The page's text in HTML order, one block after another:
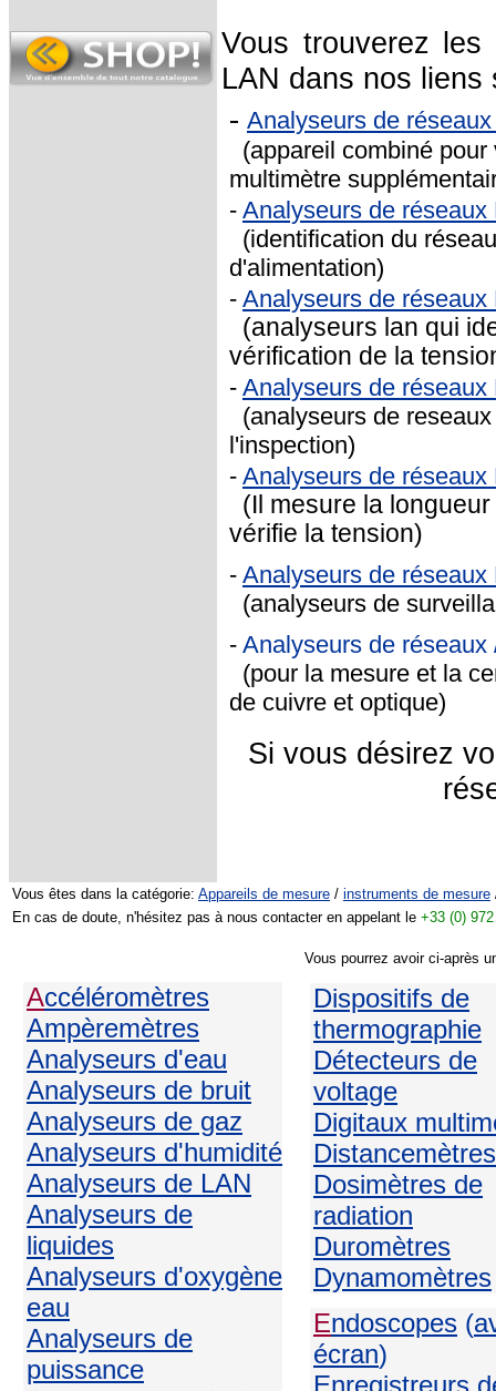
Vous trouverez les
LAN dans nos liens
- Analyseurs de
(appareil combiné
multimètre
- Analyseurs de
(identification du
d'alimentation)
- Analyseurs de réseaux
(analyseurs lan qui
vérification de la
- Analyseurs de réseaux
(analyseurs de
l'inspection)
- Analyseurs de réseaux
(Il mesure la
vérifie la tension)
- Analyseurs de
(analyseurs de
- Analyseurs de
(pour la mesure et la
de cuivre et optique)
Si vous désirez
Vous êtes dans la catégorie: Appareils de mesure / instruments de mesure
En cas de doute, n'hésitez pas à nous contacter en appelant le +33 (0)
Vous pourrez avoir ci-après
Accéléromètres
Ampèremètres
Analyseurs d'eau
Analyseurs de bruit
Analyseurs de gaz
Analyseurs d'humidité
Analyseurs de LAN
Analyseurs de
liquides
Analyseurs d'oxygène
eau
Analyseurs de
puissance
Dispositifs de
thermographie
Détecteurs de
voltage
Digitaux
Distancemètres
Dosimètres de
radiation
Duromètres
Dynamomètres
Endoscopes (
écran)
Enregistreurs